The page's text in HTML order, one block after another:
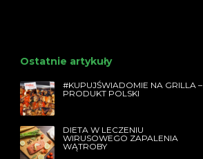
Ostatnie artykuły
#KUPUJŚWIADOMIE NA GRILLA –
PRODUKT POLSKI
DIETA W LECZENIU
WIRUSOWEGO ZAPALENIA
WĄTROBY